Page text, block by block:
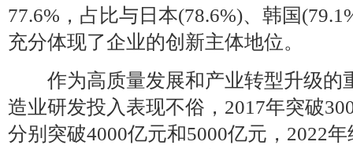
77.6%，占比与日本(78.6%)、韩国
充分体现了企业的创新主体地位。
作为高质量发展和产业转型升级的
造业研发投入表现不俗，2017年突破
分别突破4000亿元和5000亿元，2022